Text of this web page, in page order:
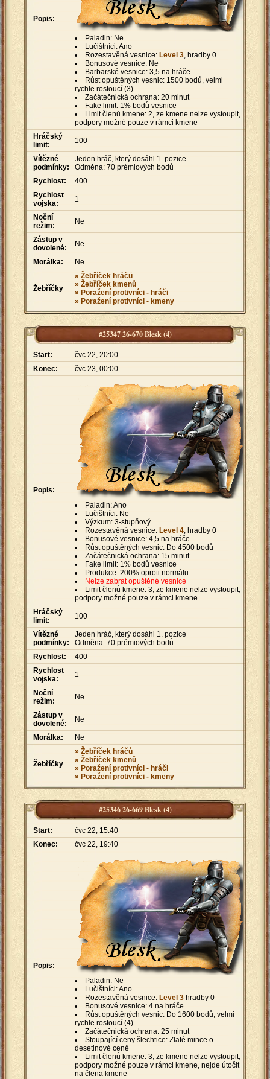
Popis:
Paladin: Ne
Lučištníci: Ano
Rozestavěná vesnice: Level 3, hradby 0
Bonusové vesnice: Ne
Barbarské vesnice: 3,5 na hráče
Růst opuštěných vesnic: 1500 bodů, velmi
rychle rostoucí (3)
Začátečnická ochrana: 20 minut
Fake limit: 1% bodů vesnice
Limit členů kmene: 2, ze kmene nelze vystoupit,
podpory možné pouze v rámci kmene
Hráčský
limit:
100
Vítězné
podmínky:
Jeden hráč, který dosáhl 1. pozice
Odměna: 70 prémiových bodů
Rychlost:
400
Rychlost
vojska:
1
Noční
režim:
Ne
Zástup v
dovolené:
Ne
Morálka: Ne
Žebříčky
» Žebříček hráčů
» Žebříček kmenů
» Poražení protivníci - hráči
» Poražení protivníci - kmeny
#25347 26-670 Blesk (4)
Start:
čvc 22, 20:00
Konec:
čvc 23, 00:00
Popis:
Paladin: Ano
Lučištníci: Ne
Výzkum: 3-stupňový
Rozestavěná vesnice: Level 4, hradby 0
Bonusové vesnice: 4,5 na hráče
Růst opuštěných vesnic: Do 4500 bodů
Začátečnická ochrana: 15 minut
Fake limit: 1% bodů vesnice
Produkce: 200% oproti normálu
Nelze zabrat opuštěné vesnice
Limit členů kmene: 3, ze kmene nelze vystoupit,
podpory možné pouze v rámci kmene
Hráčský
limit:
100
Vítězné
podmínky:
Jeden hráč, který dosáhl 1. pozice
Odměna: 70 prémiových bodů
Rychlost:
400
Rychlost
vojska:
1
Noční
režim:
Ne
Zástup v
dovolené:
Ne
Morálka: Ne
Žebříčky
» Žebříček hráčů
» Žebříček kmenů
» Poražení protivníci - hráči
» Poražení protivníci - kmeny
#25346 26-669 Blesk (4)
Start:
čvc 22, 15:40
Konec:
čvc 22, 19:40
Popis:
Paladin: Ne
Lučištníci: Ano
Rozestavěná vesnice: Level 3 hradby 0
Bonusové vesnice: 4 na hráče
Růst opuštěných vesnic: Do 1600 bodů, velmi
rychle rostoucí (4)
Začátečnická ochrana: 25 minut
Stoupající ceny šlechtice: Zlaté mince o
desetinové ceně
Limit členů kmene: 3, ze kmene nelze vystoupit,
podpory možné pouze v rámci kmene, nejde útočit
na člena kmene